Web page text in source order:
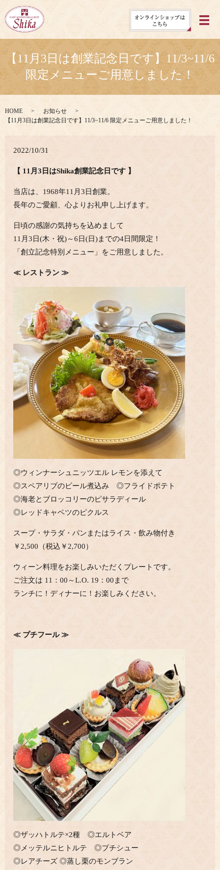
メ
【11月3日は創業記念日です】11/3~11/6
限定メニューご用意しました！
HOME
お知らせ
【11月3日は創業記念日です】11/3~11/6 限定メニューご用意しました！
2022/10/31
【 11月3日はShika創業記念日です 】
当店は、1968年11月3日創業。
長年のご愛顧、心よりお礼申し上げます。
日頃の感謝の気持ちを込めまして
11月3日(木・祝)～6日(日)までの4日間限定！
「創立記念特別メニュー」をご用意しました。
≪ レストラン ≫
◎ウィンナーシュニッツエル レモンを添えて
◎スペアリブのビール煮込み ◎フライドポテト
◎海老とブロッコリーのピサラディール
◎レッドキャベツのピクルス
スープ・サラダ・パンまたはライス・飲み物付き
￥2,500（税込￥2,700）
ウィーン料理をお楽しみいただくプレートです。
ご注文は 11：00～L.O. 19：00まで
ランチに！ディナーに！お楽しみください。
≪ プチフール ≫
◎ザッハトルテ×2種 ◎エルトベア
◎メッテルニヒトルテ ◎プチシュー
◎レアチーズ ◎蒸し栗のモンブラン